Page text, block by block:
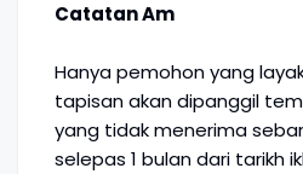
Catatan Am
Hanya pemohon yang
tapisan akan dipanggil
yang tidak menerima
selepas 1 bulan dari tarikh